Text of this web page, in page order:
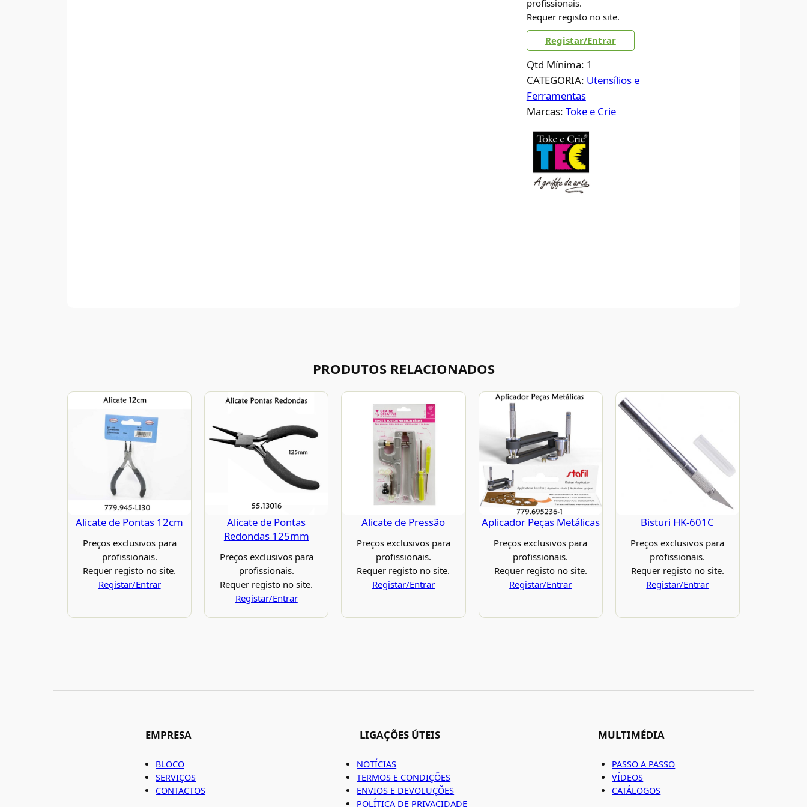
profissionais.
Requer registo no site.
Registar/Entrar
Qtd Mínima: 1
CATEGORIA: Utensílios e
Ferramentas
Marcas: Toke e Crie
PRODUTOS RELACIONADOS
Alicate de Pontas 12cm
Preços exclusivos para
profissionais.
Requer registo no site.
Registar/Entrar
Alicate de Pontas
Redondas 125mm
Preços exclusivos para
profissionais.
Requer registo no site.
Registar/Entrar
Alicate de Pressão
Preços exclusivos para
profissionais.
Requer registo no site.
Registar/Entrar
Aplicador Peças Metálicas
Preços exclusivos para
profissionais.
Requer registo no site.
Registar/Entrar
Bisturi HK-601C
Preços exclusivos para
profissionais.
Requer registo no site.
Registar/Entrar
EMPRESA
BLOCO
SERVIÇOS
CONTACTOS
LIGAÇÕES ÚTEIS
NOTÍCIAS
TERMOS E CONDIÇÕES
ENVIOS E DEVOLUÇÕES
POLÍTICA DE PRIVACIDADE
MULTIMÉDIA
PASSO A PASSO
VÍDEOS
CATÁLOGOS